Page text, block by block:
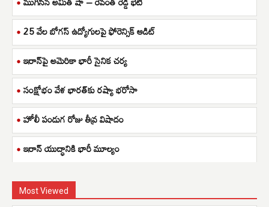
25 వేల బోగస్ ఉద్యోగులపై ఫోరెన్సిక్ ఆడిట్
ఇరాన్‌పై అమెరికా భారీ సైనిక చర్య
సంక్షోభం వేళ భారత్‌కు రష్యా భరోసా
హోలీ పండుగ రోజు తీవ్ర విషాదం
ఇరాన్ యుద్ధానికి భారీ మూల్యం
Most Viewed